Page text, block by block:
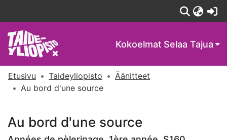
Kokoelmat Selaa Tajua
Etusivu Taideyliopisto
Äänitteet
Au bord d'une source
Au bord d'une source